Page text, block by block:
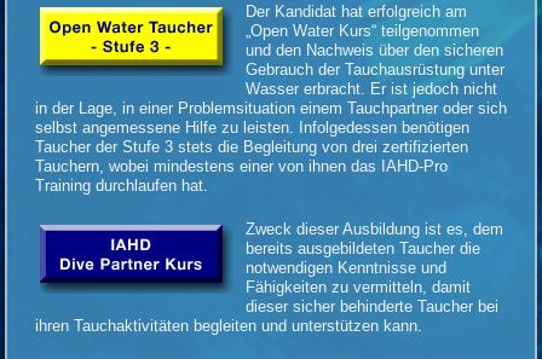
Der Kandidat hat erfolgreich am
„Open Water Kurs“ teilgenommen
und den Nachweis über den sicheren
Gebrauch der Tauchausrüstung unter
Wasser erbracht. Er ist jedoch nicht
in der Lage, in einer Problemsituation einem Tauchpartner oder sich
selbst angemessene Hilfe zu leisten. Infolgedessen benötigen
Taucher der Stufe 3 stets die Begleitung von drei zertifizierten
Tauchern, wobei mindestens einer von ihnen das IAHD-Pro
Training durchlaufen hat.
Zweck dieser Ausbildung ist es, dem
bereits ausgebildeten Taucher die
notwendigen Kenntnisse und
Fähigkeiten zu vermitteln, damit
dieser sicher behinderte Taucher bei
ihren Tauchaktivitäten begleiten und unterstützen kann.